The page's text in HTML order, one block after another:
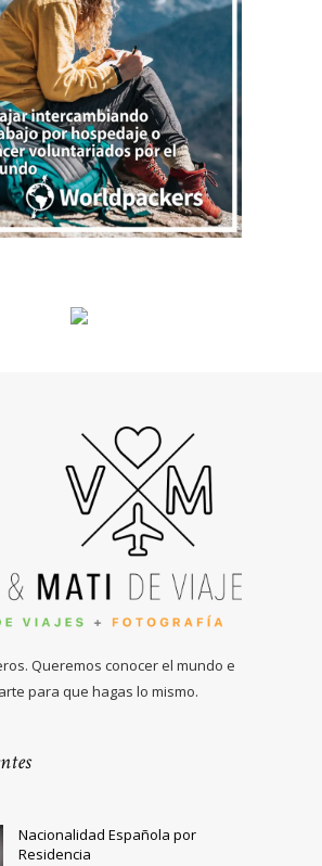
Queremos conocer el mundo e
para que hagas lo mismo.
Nacionalidad Española por
Residencia